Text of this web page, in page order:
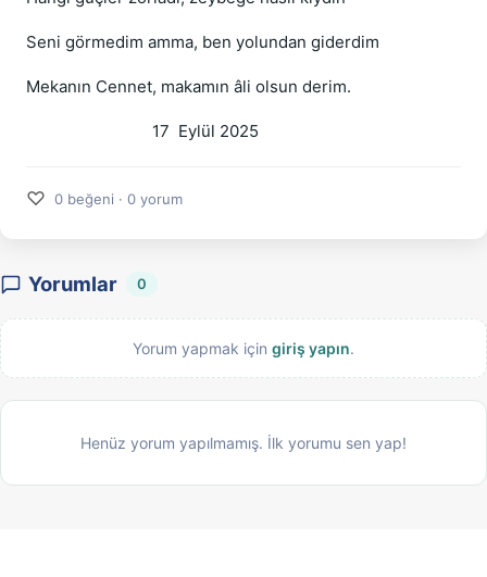
Seni görmedim amma, ben yolundan giderdim
Mekanın Cennet, makamın âli olsun derim.
17 Eylül 2025
♡ 0 beğeni · 0 yorum
Yorumlar 0
Yorum yapmak için giriş yapın.
Henüz yorum yapılmamış. İlk yorumu sen yap!